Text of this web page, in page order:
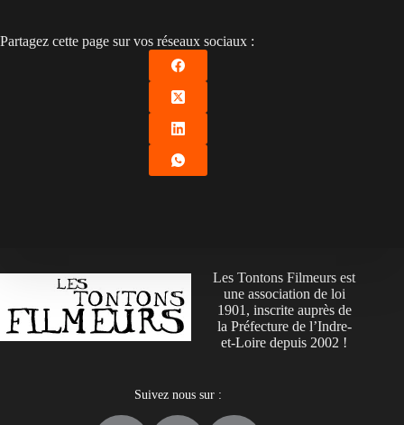
Partagez cette page sur vos réseaux sociaux :
Les Tontons Filmeurs est
une association de loi
1901, inscrite auprès de
la Préfecture de l’Indre-
et-Loire depuis 2002 !
Suivez nous sur :